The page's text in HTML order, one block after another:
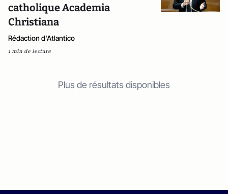
catholique Academia
Christiana
Rédaction d'Atlantico
1 min de lecture
Plus de résultats disponibles